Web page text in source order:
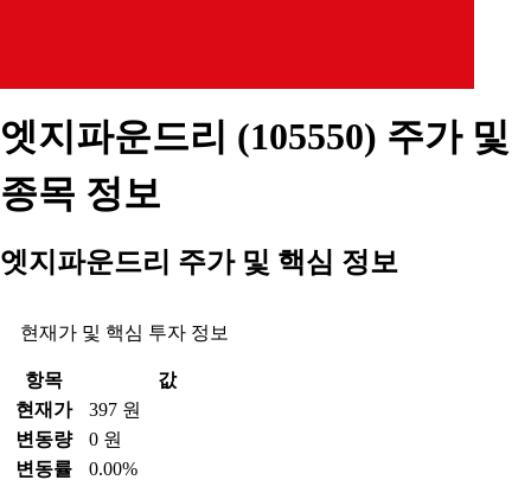
엣지파운드리 (105550) 주가 및
종목 정보
엣지파운드리 주가 및 핵심 정보
현재가 및 핵심 투자 정보
항목
값
현재가
397 원
변동량
0 원
변동률
0.00%